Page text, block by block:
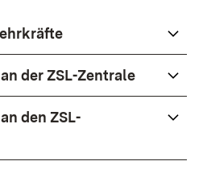
der ZSL-Zentrale
an den ZSL-